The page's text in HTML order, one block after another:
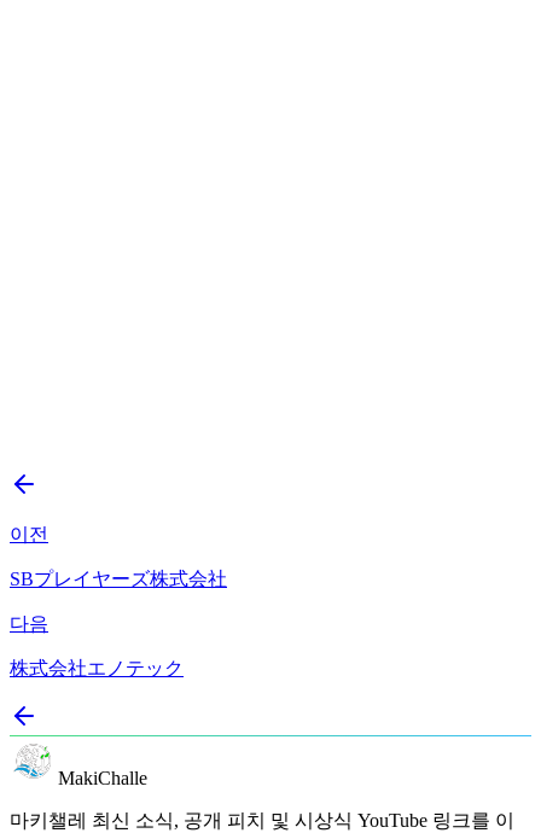
이전
SBプレイヤーズ株式会社
다음
株式会社エノテック
MakiChalle
마키챌레 최신 소식, 공개 피치 및 시상식 YouTube 링크를 이